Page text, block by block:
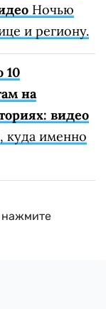
Ночью
и региону.
10
на
видео
куда именно
нажмите